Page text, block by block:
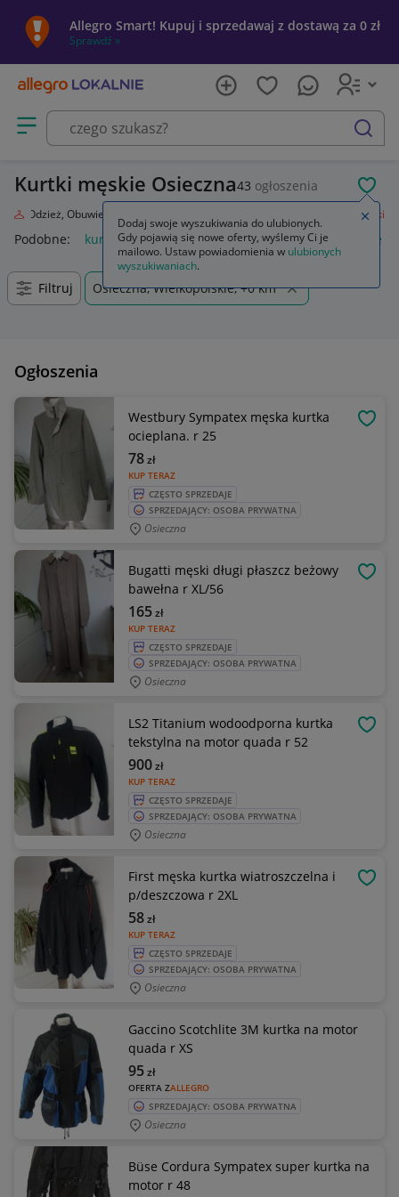
Allegro Smart! Kupuj i sprzedawaj z dostawą za 0 zł
Sprawdź »
Otwórz menu z kategoriami
szukaj
Kurtki męskie Osieczna43 ogłoszenia
Odzież, Obuwie, Dodatki Kurtki
Podobne: kurtka kurtka płaszcz kurtki dżinsowe damskie
Filtruj Osieczna, Wielkopolskie, +0 km
Ogłoszenia
Westbury Sympatex męska kurtka
ocieplana. r 25
KUP TERAZ
78zł
CZĘSTO SPRZEDAJE
SPRZEDAJĄCY: OSOBA PRYWATNA
Osieczna
Bugatti męski długi płaszcz beżowy
bawełna r XL/56
KUP TERAZ
165zł
CZĘSTO SPRZEDAJE
SPRZEDAJĄCY: OSOBA PRYWATNA
Osieczna
LS2 Titanium wodoodporna kurtka
tekstylna na motor quada r 52
KUP TERAZ
900zł
CZĘSTO SPRZEDAJE
SPRZEDAJĄCY: OSOBA PRYWATNA
Osieczna
First męska kurtka wiatroszczelna i
p/deszczowa r 2XL
KUP TERAZ
58zł
CZĘSTO SPRZEDAJE
SPRZEDAJĄCY: OSOBA PRYWATNA
Osieczna
Gaccino Scotchlite 3M kurtka na motor
quada r XS
OFERTA ZALLEGRO
95zł
SPRZEDAJĄCY: OSOBA PRYWATNA
Osieczna
Büse Cordura Sympatex super kurtka na
motor r 48
Dodaj swoje wyszukiwania do ulubionych.
Gdy pojawią się nowe oferty, wyślemy Ci je
mailowo. Ustaw powiadomienia w ulubionych
wyszukiwaniach.